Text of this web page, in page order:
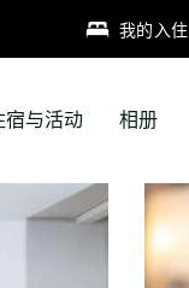
我的入住
宿与活动 相册